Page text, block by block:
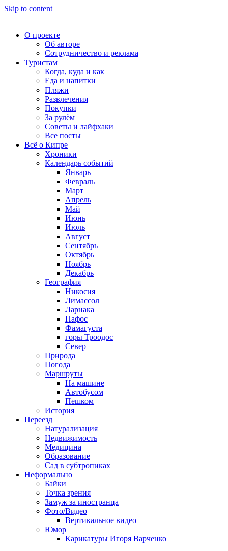
Skip to content
О проекте
Об авторе
Сотрудничество и реклама
Туристам
Когда, куда и как
Еда и напитки
Пляжи
Развлечения
Покупки
За рулём
Советы и лайфхаки
Все посты
Всё о Кипре
Хроники
Календарь событий
Январь
Февраль
Март
Апрель
Май
Июнь
Июль
Август
Сентябрь
Октябрь
Ноябрь
Декабрь
География
Никосия
Лимассол
Ларнака
Пафос
Фамагуста
горы Троодос
Север
Природа
Погода
Маршруты
На машине
Автобусом
Пешком
История
Переезд
Натурализация
Недвижимость
Медицина
Образование
Сад в субтропиках
Неформально
Байки
Точка зрения
Замуж за иностранца
Фото/Видео
Вертикальное видео
Юмор
Карикатуры Игоря Варченко